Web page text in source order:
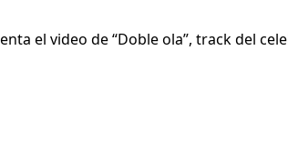
el video de “Doble ola”, track del